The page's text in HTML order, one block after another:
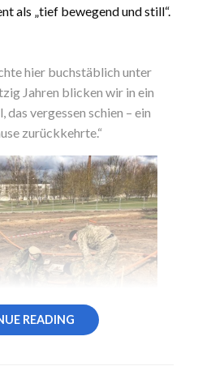
als „tief bewegend und still“.
hier buchstäblich unter
Jahren blicken wir in ein
das vergessen schien – ein
zurückkehrte.“
READING